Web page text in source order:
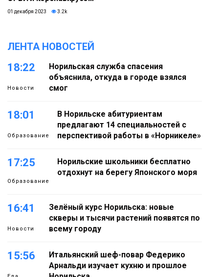
01 декабря 2023 3.2k
ЛЕНТА НОВОСТЕЙ
18:22
Новости
Норильская служба спасения
объяснила, откуда в городе взялся
смог
18:01
Образование
В Норильске абитуриентам
предлагают 14 специальностей с
перспективой работы в «Норникеле»
17:25
Образование
Норильские школьники бесплатно
отдохнут на берегу Японского моря
16:41
Новости
Зелёный курс Норильска: новые
скверы и тысячи растений появятся по
всему городу
15:56
Итальянский шеф-повар Федерико
Арнальди изучает кухню и прошлое